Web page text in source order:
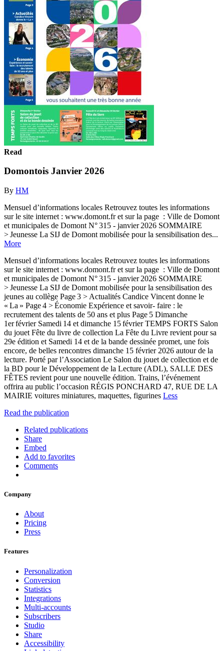
Read
Domontois Janvier 2026
By HM
Mensuel d’informations locales Retrouvez toutes les informations
sur le site internet : www.domont.fr et sur la page : Ville de Domont
et municipales de Domont N° 315 - janvier 2026 SOMMAIRE
> Jeunesse La SIJ de Domont mobilisée pour la sensibilisation des...
More
Mensuel d’informations locales Retrouvez toutes les informations
sur le site internet : www.domont.fr et sur la page : Ville de Domont
et municipales de Domont N° 315 - janvier 2026 SOMMAIRE
> Jeunesse La SIJ de Domont mobilisée pour la sensibilisation des
jeunes au collège Page 3 > Actualités Candice Vincent donne le
« La » Page 4 > Économie Expérience et savoir- faire : le
recrutement des talents de 50 ans et plus Page 5 Dimanche
1er février Samedi 14 et dimanche 15 février TEMPS FORTS Salon
du jouet Fête du livre de collection La Fête du Livre revient pour sa
29e édition et Samedi 14 et de la bande dessinée promet, une fois
encore, de belles rencontres dimanche 15 février 2026 autour de la
lecture. Porté par l’Association Le Salon du jouet de collection et de
la BD pour le Développement de la Lecture (ADL), SALLE DES
FÊTES revient pour une nouvelle édition. Trains, l’événement
offrira au public l’occasion RÉGIS PONCHARD 47, RUE DE LA
MAIRIE voitures miniatures, maquettes, figurines Less
Read the publication
Related publications
Share
Embed
Add to favorites
Comments
Company
About
Pricing
Press
Features
Personalization
Conversion
Statistics
Integrations
Multi-accounts
Subscribers
Studio
Share
Accessibility